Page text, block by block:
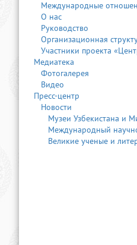
Международные
О нас
Руководство
Организационная
Участники проекта
Медиатека
Фотогалерея
Видео
Пресс-центр
Новости
Музеи Узбекистана и
Международный научно
Великие ученые и